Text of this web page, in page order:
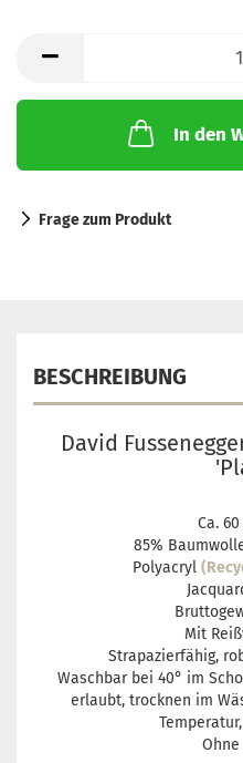
In den
Frage zum Produkt
BESCHREIBUNG
David
Ca.
85%
Polyacryl
Mit
Strapazierfähig,
Waschbar bei 40° im
erlaubt, trocknen im
Ohne